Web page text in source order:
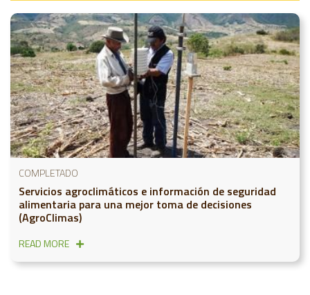
COMPLETADO
Servicios agroclimáticos e información de seguridad
alimentaria para una mejor toma de decisiones
(AgroClimas)
READ MORE